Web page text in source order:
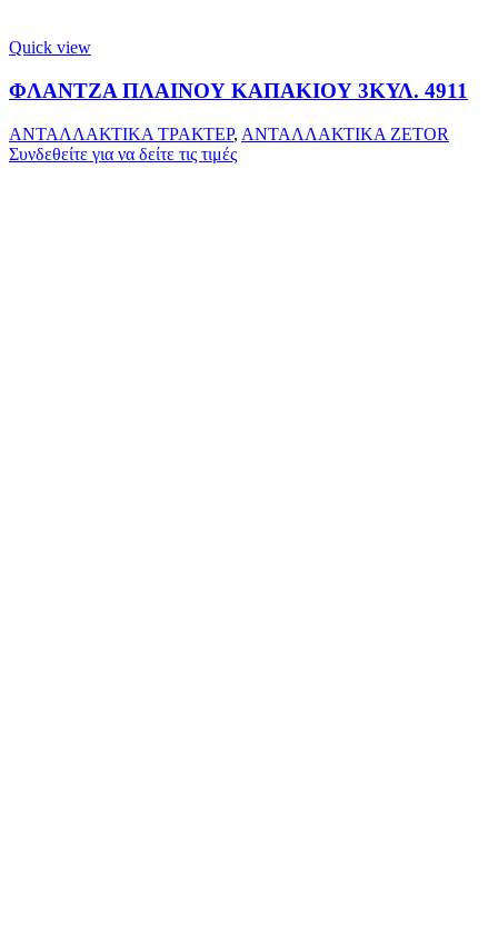
Quick view
ΦΛΑΝΤΖΑ ΠΛΑΙΝΟΥ ΚΑΠΑΚΙΟΥ 3ΚΥΛ. 4911
ΑΝΤΑΛΛΑΚΤΙΚΑ ΤΡΑΚΤΕΡ, ΑΝΤΑΛΛΑΚΤΙΚΑ ZETOR
Συνδεθείτε για να δείτε τις τιμές